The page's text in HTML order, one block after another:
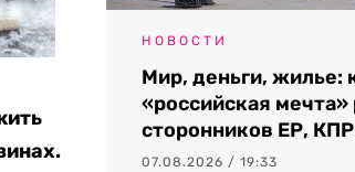
НОВОСТИ
Мир, деньги, жилье:
«российская мечта»
сторонников ЕР,
07.08.2026 / 19:33